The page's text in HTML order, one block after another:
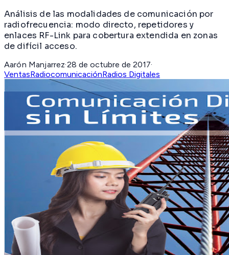
Análisis de las modalidades de comunicación por
radiofrecuencia: modo directo, repetidores y
enlaces RF-Link para cobertura extendida en zonas
de difícil acceso.
Aarón Manjarrez·28 de octubre de 2017·
VentasRadiocomunicaciónRadios Digitales